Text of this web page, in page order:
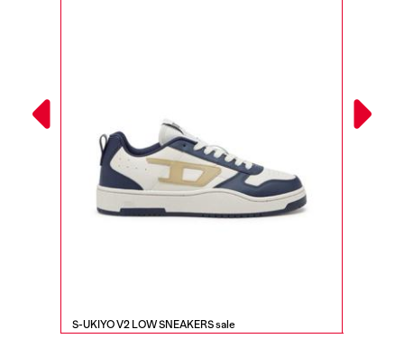
S-UKIYO V2 LOW SNEAKERS sale